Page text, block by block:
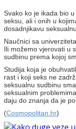
Svako ko je ikada bio
seksu, ali i onih u
dosadnjikavu
Naučnici sa
Ili možemo vjerovati u
sudbinu prema kojoj
Studija koja je
rast i koji seks ne
seksualnu sudbinu
seksualnim
daju do znanja da je
(Cosmopolitan.hr)